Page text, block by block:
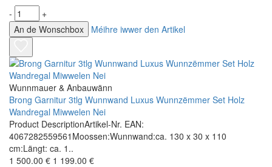
-
+
An de Wonschbox
Méihre iwwer den Artikel
Wunnmauer & Anbauwänn
Brong Garnitur 3tlg Wunnwand Luxus Wunnzëmmer Set Holz
Wandregal Miwwelen Nei
Product DescriptionArtikel-Nr. EAN:
4067282559561Moossen:Wunnwand:ca. 130 x 30 x 110
cm:Längt: ca. 1..
1 500.00 € 1 199.00 €